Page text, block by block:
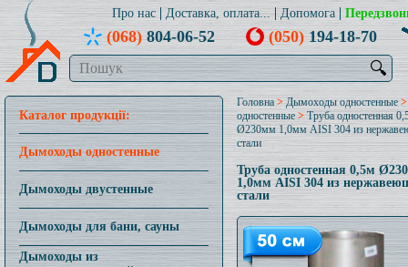
Про нас Доставка, оплата... Допомога
(068)804-06-52 (050)194-18-70
🔍
Каталог продукції:
Дымоходы одностенные
Дымоходы двустенные
Дымоходы для бани, сауны
Дымоходы из
Головна > Дымоходы одностенные
одностенные >Труба одностенная
Ø230мм 1,0мм AISI 304 из
стали
Труба одностенная 0,5м
1,0мм AISI 304 из
стали